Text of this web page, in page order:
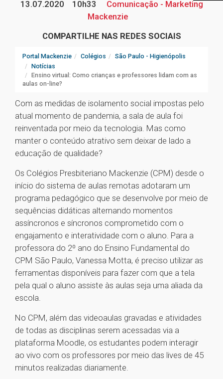
13.07.2020
10h33
Comunicação - Marketing
Mackenzie
COMPARTILHE NAS REDES SOCIAIS
Portal Mackenzie Colégios
São Paulo - Higienópolis
Notícias
Ensino virtual: Como crianças e professores lidam com as
aulas on-line?
Com as medidas de isolamento social impostas pelo
atual momento de pandemia, a sala de aula foi
reinventada por meio da tecnologia. Mas como
manter o conteúdo atrativo sem deixar de lado a
educação de qualidade?
Os Colégios Presbiteriano Mackenzie (CPM) desde o
início do sistema de aulas remotas adotaram um
programa pedagógico que se desenvolve por meio de
sequências didáticas alternando momentos
assíncronos e síncronos comprometido com o
engajamento e interatividade com o aluno. Para a
professora do 2º ano do Ensino Fundamental do
CPM São Paulo, Vanessa Motta, é preciso utilizar as
ferramentas disponíveis para fazer com que a tela
pela qual o aluno assiste às aulas seja uma aliada da
escola.
No CPM, além das videoaulas gravadas e atividades
de todas as disciplinas serem acessadas via a
plataforma Moodle, os estudantes podem interagir
ao vivo com os professores por meio das lives de 45
minutos realizadas diariamente.